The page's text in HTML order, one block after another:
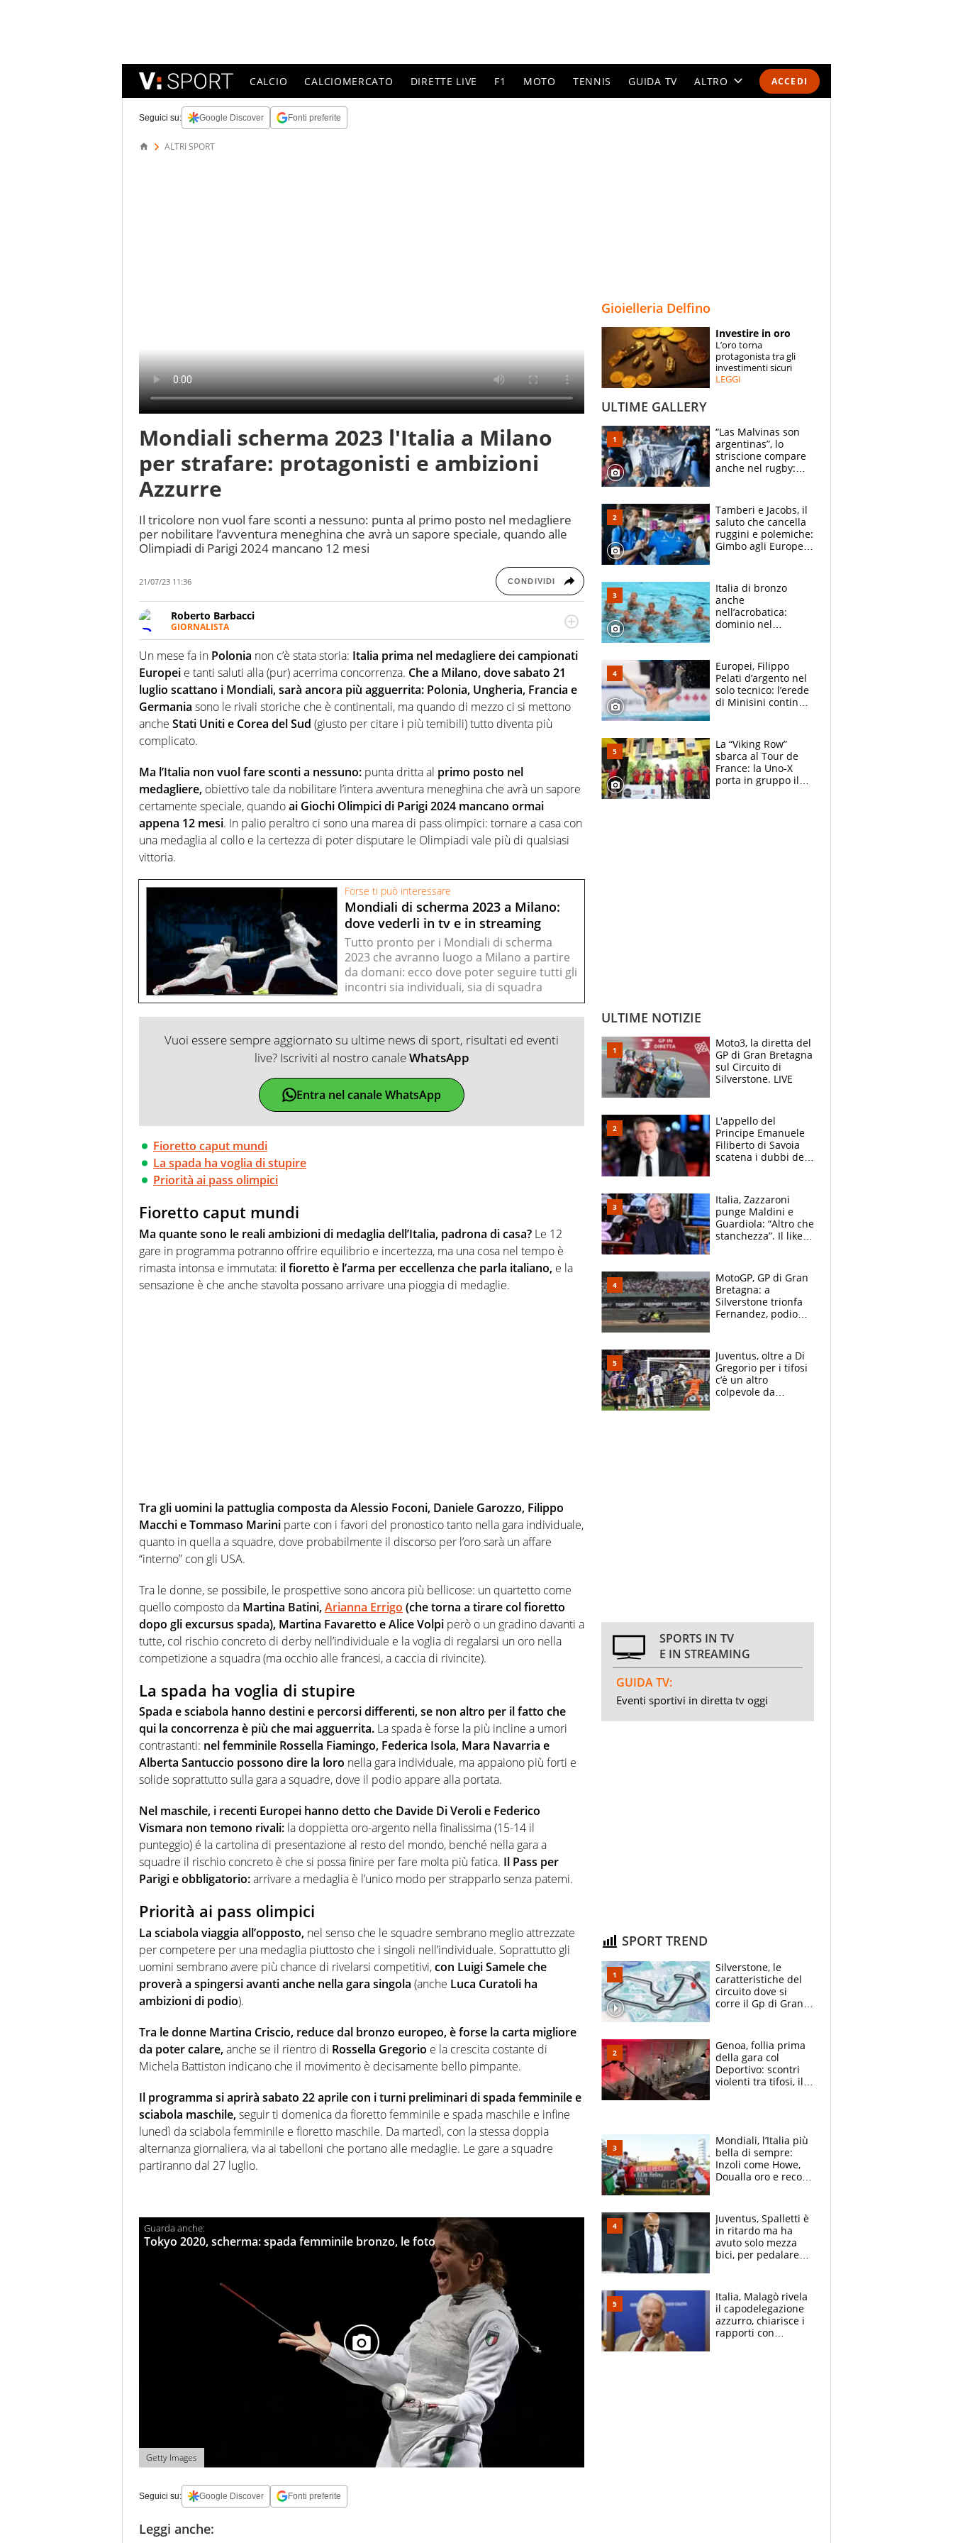
ACCEDI
CALCIO CALCIOMERCATO DIRETTE LIVE F1 MOTO TENNIS GUIDA TV ALTRO
SPECIALI
ESPERTI
Seguici su: Google Discover Fonti preferite
ALTRI SPORT
Mondiali scherma 2023 l'Italia a Milano
per strafare: protagonisti e ambizioni
Azzurre
Il tricolore non vuol fare sconti a nessuno: punta al primo posto nel medagliere
per nobilitare l’avventura meneghina che avrà un sapore speciale, quando alle
Olimpiadi di Parigi 2024 mancano 12 mesi
21/07/23 11:36 CONDIVIDI
Roberto Barbacci
GIORNALISTA
Giornalista (pubblicista) sportivo a tutto campo, è il tuttologo di Virgilio Sport. Provate a
chiedergli di boxe, di scherma, di volley o di curling: ve ne farà innamorare
Un mese fa in Polonia non c’è stata storia: Italia prima nel medagliere dei campionati
Europei e tanti saluti alla (pur) acerrima concorrenza. Che a Milano, dove sabato 21
luglio scattano i Mondiali, sarà ancora più agguerrita: Polonia, Ungheria, Francia e
Germania sono le rivali storiche che è continentali, ma quando di mezzo ci si mettono
anche Stati Uniti e Corea del Sud (giusto per citare i più temibili) tutto diventa più
complicato.
Ma l’Italia non vuol fare sconti a nessuno: punta dritta al primo posto nel
medagliere, obiettivo tale da nobilitare l’intera avventura meneghina che avrà un sapore
certamente speciale, quandoai Giochi Olimpici di Parigi 2024 mancano ormai
appena 12 mesi. In palio peraltro ci sono una marea di pass olimpici: tornare a casa con
una medaglia al collo e la certezza di poter disputare le Olimpiadi vale più di qualsiasi
vittoria.
Forse ti può interessare
Mondiali di scherma 2023 a Milano:
dove vederli in tv e in streaming
Tutto pronto per i Mondiali di scherma
2023 che avranno luogo a Milano a partire
da domani: ecco dove poter seguire tutti gli
incontri sia individuali, sia di squadra
Vuoi essere sempre aggiornato su ultime news di sport, risultati ed eventi
live? Iscriviti al nostro canaleWhatsApp
Entra nel canale WhatsApp
Fioretto caput mundi
La spada ha voglia di stupire
Priorità ai pass olimpici
Fioretto caput mundi
Ma quante sono le reali ambizioni di medaglia dell’Italia, padrona di casa? Le 12
gare in programma potranno offrire equilibrio e incertezza, ma una cosa nel tempo è
rimasta intonsa e immutata: il fioretto è l’arma per eccellenza che parla italiano, e la
sensazione è che anche stavolta possano arrivare una pioggia di medaglie.
Tra gli uomini la pattuglia composta da Alessio Foconi, Daniele Garozzo, Filippo
Macchi e Tommaso Marini parte con i favori del pronostico tanto nella gara individuale,
quanto in quella a squadre, dove probabilmente il discorso per l’oro sarà un affare
“interno” con gli USA.
Tra le donne, se possibile, le prospettive sono ancora più bellicose: un quartetto come
quello composto da Martina Batini,Arianna Errigo (che torna a tirare col fioretto
dopo gli excursus spada), Martina Favaretto e Alice Volpi però o un gradino davanti a
tutte, col rischio concreto di derby nell’individuale e la voglia di regalarsi un oro nella
competizione a squadra (ma occhio alle francesi, a caccia di rivincite).
La spada ha voglia di stupire
Spada e sciabola hanno destini e percorsi differenti, se non altro per il fatto che
qui la concorrenza è più che mai agguerrita. La spada è forse la più incline a umori
contrastanti: nel femminile Rossella Fiamingo, Federica Isola, Mara Navarria e
Alberta Santuccio possono dire la loro nella gara individuale, ma appaiono più forti e
solide soprattutto sulla gara a squadre, dove il podio appare alla portata.
Nel maschile, i recenti Europei hanno detto che Davide Di Veroli e Federico
Vismara non temono rivali: la doppietta oro-argento nella finalissima (15-14 il
punteggio) é la cartolina di presentazione al resto del mondo, benché nella gara a
squadre il rischio concreto è che si possa finire per fare molta più fatica. Il Pass per
Parigi e obbligatorio:arrivare a medaglia è l’unico modo per strapparlo senza patemi.
Priorità ai pass olimpici
La sciabola viaggia all’opposto, nel senso che le squadre sembrano meglio attrezzate
per competere per una medaglia piuttosto che i singoli nell’individuale. Soprattutto gli
uomini sembrano avere più chance di rivelarsi competitivi,con Luigi Samele che
proverà a spingersi avanti anche nella gara singola (anche Luca Curatoli ha
ambizioni di podio).
Tra le donne Martina Criscio, reduce dal bronzo europeo, è forse la carta migliore
da poter calare,anche se il rientro di Rossella Gregorio e la crescita costante di
Michela Battiston indicano che il movimento è decisamente bello pimpante.
Il programma si aprirà sabato 22 aprile con i turni preliminari di spada femminile e
sciabola maschile,seguir ti domenica da fioretto femminile e spada maschile e infine
lunedì da sciabola femminile e fioretto maschile. Da martedì, con la stessa doppia
alternanza giornaliera, via ai tabelloni che portano alle medaglie. Le gare a squadre
partiranno dal 27 luglio.
Tokyo 2020, scherma: spada femminile bronzo, le foto
Getty Images
Seguici su: Google Discover Fonti preferite
Leggi anche:
Gioielleria Delfino
Investire in oro
L’oro torna
protagonista tra gli
investimenti sicuri
LEGGI
ULTIME GALLERY
“Las Malvinas son
argentinas”, lo
striscione compare
anche nel rugby:
un caso
Tamberi e Jacobs, il
saluto che cancella
ruggini e polemiche:
Gimbo agli Europei
Italia di bronzo
anche
nell’acrobatica:
dominio nel
e compagni
continuare
Europei, Filippo
Pelati d’argento nel
solo tecnico: l’erede
di Minisini continua
mirino
La “Viking Row”
sbarca al Tour de
France: la Uno-X
porta in gruppo il
ULTIME NOTIZIE
Moto3, la diretta del
GP di Gran Bretagna
sul Circuito di
Silverstone. LIVE
L'appello del
Principe Emanuele
Filiberto di Savoia
scatena i dubbi dei
Italia, Zazzaroni
punge Maldini e
Guardiola: “Altro che
stanchezza”. Il like
MotoGP, GP di Gran
Bretagna: a
Silverstone trionfa
Fernandez, podio
ed eroico
Juventus, oltre a Di
Gregorio per i tifosi
c’è un altro
colpevole da
SPORTS IN TV
E IN STREAMING
GUIDA TV:
Eventi sportivi in diretta tv oggi
SPORT TREND
Silverstone, le
caratteristiche del
circuito dove si
corre il Gp di Gran
Genoa, follia prima
della gara col
Deportivo: scontri
violenti tra tifosi, il
Mondiali, l’Italia più
bella di sempre:
Inzoli come Howe,
Doualla oro e record
Juventus, Spalletti è
in ritardo ma ha
avuto solo mezza
bici, per pedalare
Italia, Malagò rivela
il capodelegazione
azzurro, chiarisce i
rapporti con